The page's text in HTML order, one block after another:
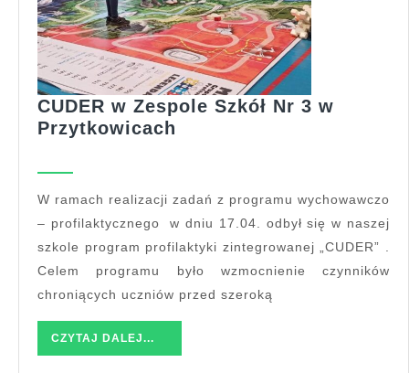
CUDER w Zespole Szkół Nr 3 w
Przytkowicach
Szkół
Nr
Przytkowicach
W ramach realizacji zadań z programu wychowawczo
– profilaktycznego w dniu 17.04. odbył się w naszej
szkole program profilaktyki zintegrowanej „CUDER” .
Celem programu było wzmocnienie czynników
chroniących uczniów przed szeroką
CZYTAJ DALEJ...
DALEJ...